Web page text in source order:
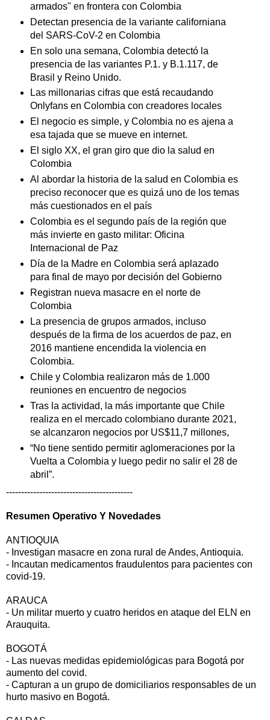
armados" en frontera con Colombia
Detectan presencia de la variante californiana
del SARS-CoV-2 en Colombia
En solo una semana, Colombia detectó la
presencia de las variantes P.1. y B.1.117, de
Brasil y Reino Unido.
Las millonarias cifras que está recaudando
Onlyfans en Colombia con creadores locales
El negocio es simple, y Colombia no es ajena a
esa tajada que se mueve en internet.
El siglo XX, el gran giro que dio la salud en
Colombia
Al abordar la historia de la salud en Colombia es
preciso reconocer que es quizá uno de los temas
más cuestionados en el país
Colombia es el segundo país de la región que
más invierte en gasto militar: Oficina
Internacional de Paz
Día de la Madre en Colombia será aplazado
para final de mayo por decisión del Gobierno
Registran nueva masacre en el norte de
Colombia
La presencia de grupos armados, incluso
después de la firma de los acuerdos de paz, en
2016 mantiene encendida la violencia en
Colombia.
Chile y Colombia realizaron más de 1.000
reuniones en encuentro de negocios
Tras la actividad, la más importante que Chile
realiza en el mercado colombiano durante 2021,
se alcanzaron negocios por US$11,7 millones,
“No tiene sentido permitir aglomeraciones por la
Vuelta a Colombia y luego pedir no salir el 28 de
abril”.
------------------------------------------
Resumen Operativo Y Novedades
ANTIOQUIA
- Investigan masacre en zona rural de Andes, Antioquia.
- Incautan medicamentos fraudulentos para pacientes con
covid-19.
ARAUCA
- Un militar muerto y cuatro heridos en ataque del ELN en
Arauquita.
BOGOTÁ
- Las nuevas medidas epidemiológicas para Bogotá por
aumento del covid.
- Capturan a un grupo de domiciliarios responsables de un
hurto masivo en Bogotá.